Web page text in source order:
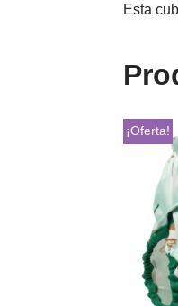
Esta
¡Oferta!